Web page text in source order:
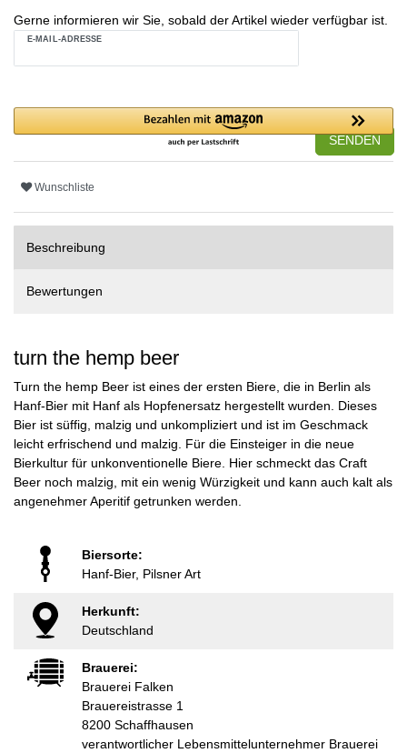
Gerne informieren wir Sie, sobald der Artikel wieder verfügbar ist.
E-MAIL-ADRESSE
SENDEN
Wunschliste
Beschreibung
Bewertungen
turn the hemp beer
Turn the hemp Beer ist eines der ersten Biere, die in Berlin als
Hanf-Bier mit Hanf als Hopfenersatz hergestellt wurden. Dieses
Bier ist süffig, malzig und unkompliziert und ist im Geschmack
leicht erfrischend und malzig. Für die Einsteiger in die neue
Bierkultur für unkonventionelle Biere. Hier schmeckt das Craft
Beer noch malzig, mit ein wenig Würzigkeit und kann auch kalt als
angenehmer Aperitif getrunken werden.
Biersorte:
Hanf-Bier, Pilsner Art
Herkunft:
Deutschland
Brauerei:
Brauerei Falken
Brauereistrasse 1
8200 Schaffhausen
verantwortlicher Lebensmittelunternehmer Brauerei